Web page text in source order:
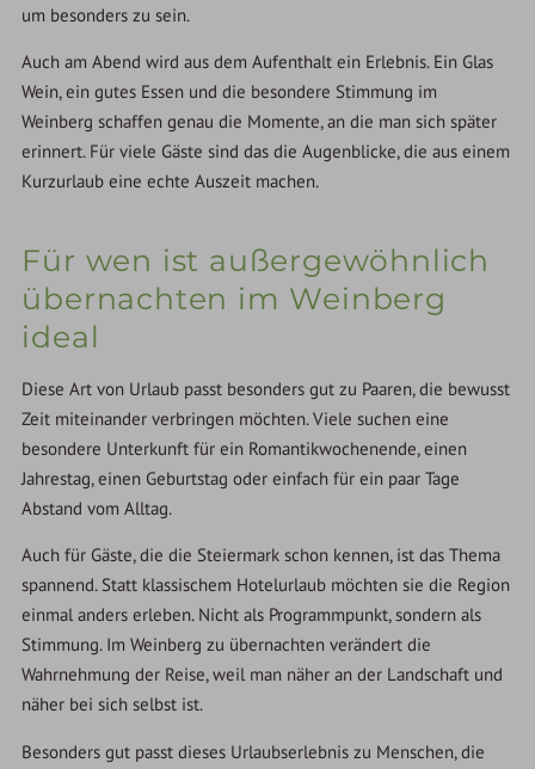
um besonders zu sein.
Auch am Abend wird aus dem Aufenthalt ein Erlebnis. Ein Glas
Wein, ein gutes Essen und die besondere Stimmung im
Weinberg schaffen genau die Momente, an die man sich später
erinnert. Für viele Gäste sind das die Augenblicke, die aus einem
Kurzurlaub eine echte Auszeit machen.
Für wen ist außergewöhnlich
übernachten im Weinberg
ideal
Diese Art von Urlaub passt besonders gut zu Paaren, die bewusst
Zeit miteinander verbringen möchten. Viele suchen eine
besondere Unterkunft für ein Romantikwochenende, einen
Jahrestag, einen Geburtstag oder einfach für ein paar Tage
Abstand vom Alltag.
Auch für Gäste, die die Steiermark schon kennen, ist das Thema
spannend. Statt klassischem Hotelurlaub möchten sie die Region
einmal anders erleben. Nicht als Programmpunkt, sondern als
Stimmung. Im Weinberg zu übernachten verändert die
Wahrnehmung der Reise, weil man näher an der Landschaft und
näher bei sich selbst ist.
Besonders gut passt dieses Urlaubserlebnis zu Menschen, die